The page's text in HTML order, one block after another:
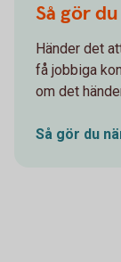
Så gör
Händer det
få jobbiga
om det
Så gör du